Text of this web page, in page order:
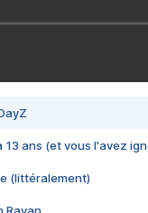
13 ans (et vous l'avez
(littéralement)